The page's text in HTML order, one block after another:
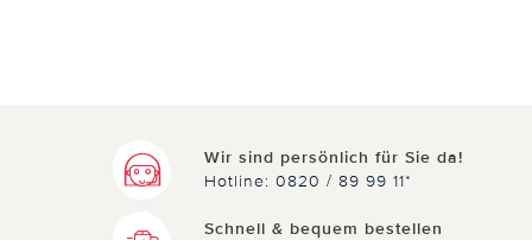
Wir sind persönlich für Sie da!
Hotline: 0820 / 89 99 11*
Schnell & bequem bestellen